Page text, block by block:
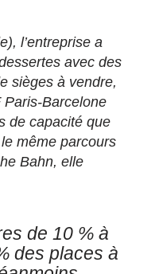
l’entreprise a
avec des
sièges à vendre,
Paris-Barcelone
de capacité que
même parcours
Bahn, elle
de 10 % à
des places à